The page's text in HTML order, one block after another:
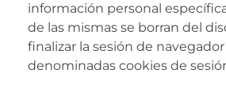
información personal
de las mismas se borran del
finalizar la sesión de navegador
denominadas cookies de